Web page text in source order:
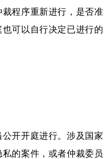
程序重新进行，是否准
可以自行决定已进行的
开庭进行。涉及国家
的案件，或者仲裁委员